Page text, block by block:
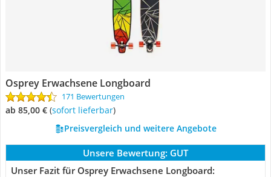
Osprey Erwachsene Longboard
171 Bewertungen
ab 85,00 € ( Sofort lieferbar)
Preisvergleich und weitere Angebote
Unsere Bewertung: GUT
Unser Fazit für Osprey Erwachsene Longboard: